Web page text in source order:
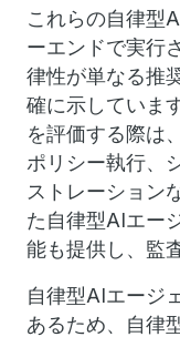
これらの自律型
ーエンドで実行
律性が単なる推
確に示していま
を評価する際は
ポリシー執行、
ストレーション
た自律型AIエー
能も提供し、監
自律型AIエージ
あるため、自律